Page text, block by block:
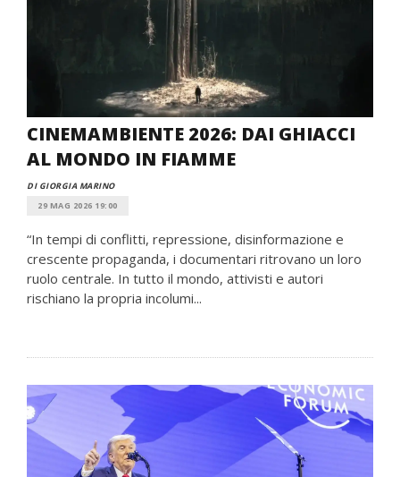
CINEMAMBIENTE 2026: DAI GHIACCI
AL MONDO IN FIAMME
DI GIORGIA MARINO
29 MAG 2026 19:00
“In tempi di conflitti, repressione, disinformazione e
crescente propaganda, i documentari ritrovano un loro
ruolo centrale. In tutto il mondo, attivisti e autori
rischiano la propria incolumi...